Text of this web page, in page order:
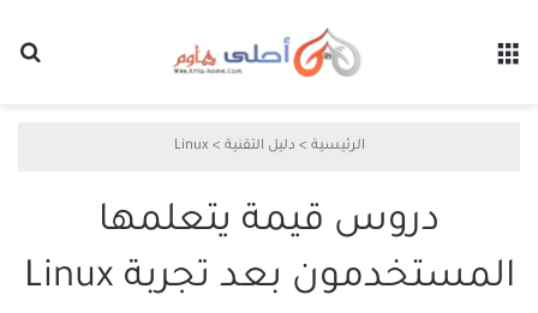
الرئيسية > دليل التقنية >
Linux
دروس قيمة يتعلمها
المستخدمون بعد تجربة Linux